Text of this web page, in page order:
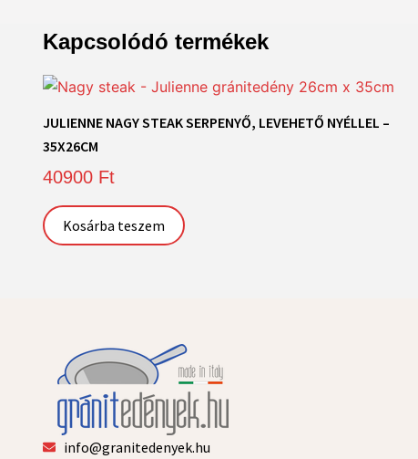
Kapcsolódó termékek
JULIENNE NAGY STEAK SERPENYŐ, LEVEHETŐ NYÉLLEL –
35X26CM
40900 Ft
Kosárba teszem
info@granitedenyek.hu